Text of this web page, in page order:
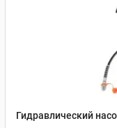
Гидравлический